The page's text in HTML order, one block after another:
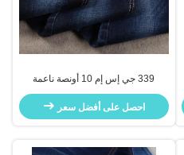
339 جي إس إم 10 أونصة ناعمة
الملمس نيلي قطن سلوب قماش دينم
مرن أزرق مادة الجينز
احصل على أفضل سعر